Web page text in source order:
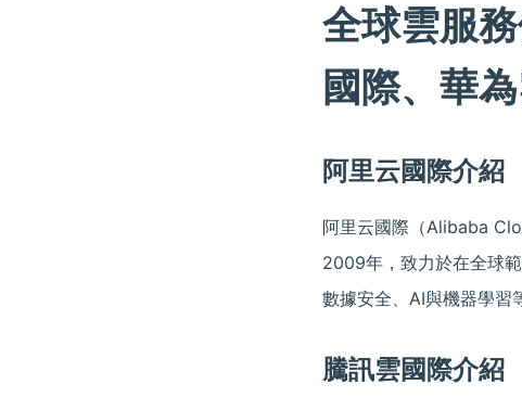
全球雲服
國際、華
阿里云國際介紹
阿里云國際（Alibaba
2009年，致力於在全球
數據安全、AI與機器學習
騰訊雲國際介紹